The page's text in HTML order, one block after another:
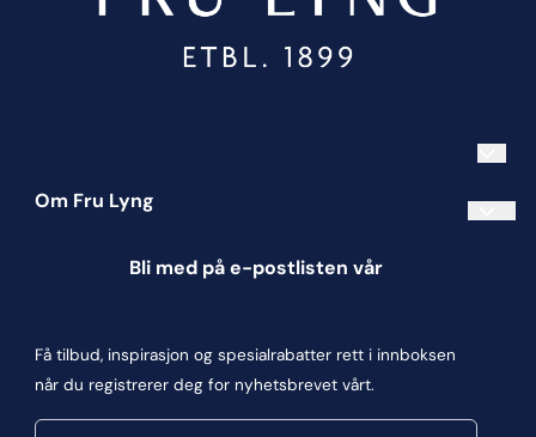
Om Fru Lyng
Informasjonskapsler
Kontakt oss
Kjøpsbetingelser
Bli med på e-postlisten vår
Få tilbud, inspirasjon og spesialrabatter rett i innboksen
når du registrerer deg for nyhetsbrevet vårt.